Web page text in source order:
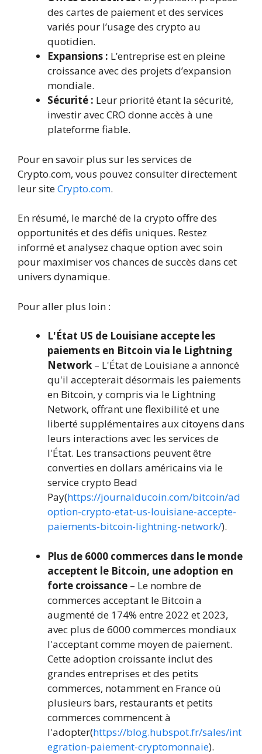
des cartes de paiement et des services
variés pour l’usage des crypto au
quotidien.
Expansions : L’entreprise est en pleine
croissance avec des projets d’expansion
mondiale.
Sécurité : Leur priorité étant la sécurité,
investir avec CRO donne accès à une
plateforme fiable.
Pour en savoir plus sur les services de
Crypto.com, vous pouvez consulter directement
leur siteCrypto.com.
En résumé, le marché de la crypto offre des
opportunités et des défis uniques. Restez
informé et analysez chaque option avec soin
pour maximiser vos chances de succès dans cet
univers dynamique.
Pour aller plus loin :
L'État US de Louisiane accepte les
paiements en Bitcoin via le Lightning
Network – L'État de Louisiane a annoncé
qu'il accepterait désormais les paiements
en Bitcoin, y compris via le Lightning
Network, offrant une flexibilité et une
liberté supplémentaires aux citoyens dans
leurs interactions avec les services de
l'État. Les transactions peuvent être
converties en dollars américains via le
service crypto Bead
Pay(https://journalducoin.com/bitcoin/ad
option-crypto-etat-us-louisiane-accepte-
paiements-bitcoin-lightning-network/).
Plus de 6000 commerces dans le monde
acceptent le Bitcoin, une adoption en
forte croissance – Le nombre de
commerces acceptant le Bitcoin a
augmenté de 174% entre 2022 et 2023,
avec plus de 6000 commerces mondiaux
l'acceptant comme moyen de paiement.
Cette adoption croissante inclut des
grandes entreprises et des petits
commerces, notamment en France où
plusieurs bars, restaurants et petits
commerces commencent à
l'adopter(https://blog.hubspot.fr/sales/int
egration-paiement-cryptomonnaie).